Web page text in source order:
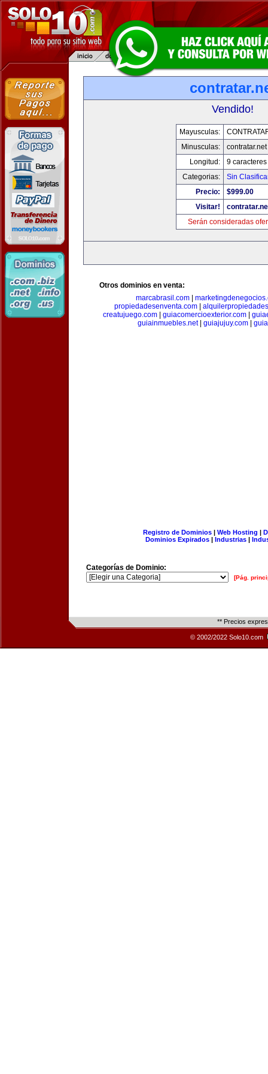
Vendido!
Mayusculas:
Minusculas:
contratar.net
Longitud:
9 caracteres
Categorias:
Sin
Precio:
$999.00
Visitar!
Serán consideradas
Otros dominios en venta:
marcabrasil.com
propiedadesenventa.com
creatujuego.com| guiacomercioexterior.com|
guiainmuebles.net| guiajujuy.com|
Registro de Dominios| Web Hosting |
Dominios Expirados | Industrias |
Categorías de Dominio:
[Pág.
** Precios
© 2002/2022 Solo10.com